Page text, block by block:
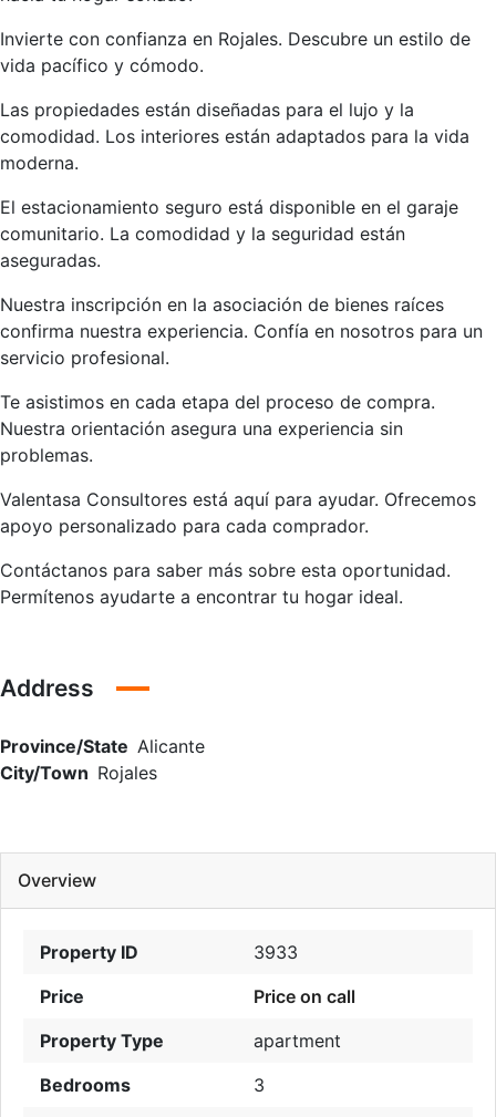
Invierte con confianza en Rojales. Descubre un estilo de
vida pacífico y cómodo.
Las propiedades están diseñadas para el lujo y la
comodidad. Los interiores están adaptados para la vida
moderna.
El estacionamiento seguro está disponible en el garaje
comunitario. La comodidad y la seguridad están
aseguradas.
Nuestra inscripción en la asociación de bienes raíces
confirma nuestra experiencia. Confía en nosotros para un
servicio profesional.
Te asistimos en cada etapa del proceso de compra.
Nuestra orientación asegura una experiencia sin
problemas.
Valentasa Consultores está aquí para ayudar. Ofrecemos
apoyo personalizado para cada comprador.
Contáctanos para saber más sobre esta oportunidad.
Permítenos ayudarte a encontrar tu hogar ideal.
Address
Province/State Alicante
City/Town Rojales
Overview
Property ID
3933
Price
Price on call
Property Type
apartment
Bedrooms
3